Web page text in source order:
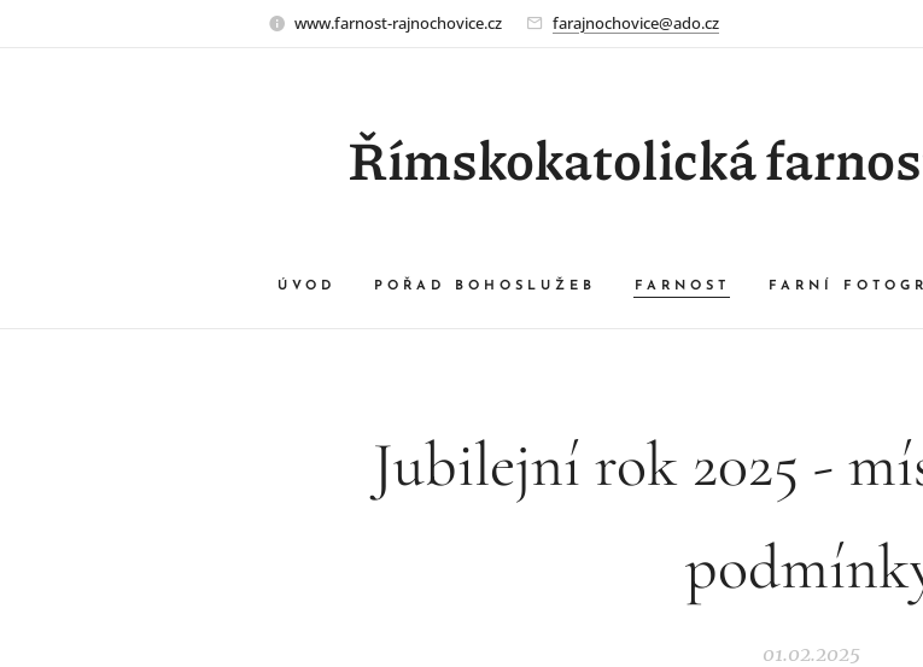
www.farnost-rajnochovice.cz farajnochovice@ado.cz
Římskokatolická
ÚVOD POŘAD BOHOSLUŽEB FARNOST FARNÍ
Jubilejní rok 2025 -
01.02.2025